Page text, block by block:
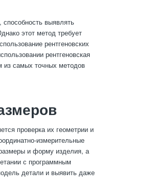
выявлять
этот метод требует
рентгеновских
рентгеновская
из самых точных методов
проверка их геометрии и
измерительные
и форму изделия, а
с программным
детали и выявить даже